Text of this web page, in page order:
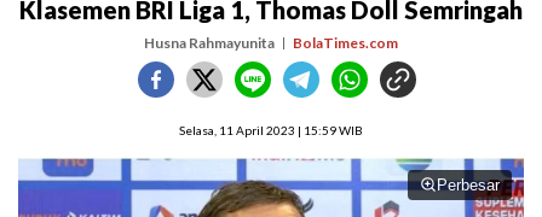
Klasemen BRI Liga 1, Thomas Doll Semringah
Husna Rahmayunita BolaTimes.com
Selasa, 11 April 2023 | 15:59 WIB
Perbesar